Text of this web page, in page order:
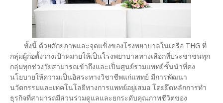
ทั้งนี้ ด้วยศักยภาพและจุดแข็งของโรงพยาบาลในเครือ THG ที่
กลุ่มผู้ก่อตั้งวางเป้าหมายให้เป็นโรงพยาบาลทางเลือกที่ประชาชนทุก
กลุ่มทุกช่วงวัยสามารถเข้าถึงและเป็นศูนย์รวมแพทย์ชั้นนำที่คง
นโยบายให้ความเป็นอิสระทางวิชาชีพแก่แพทย์ มีการพัฒนา
นวัตกรรมและเทคโนโลยีทางการแพทย์อยู่เสมอ โดยยึดหลักการทำ
ธุรกิจที่สามารถมีส่วนร่วมดูแลและยกระดับคุณภาพชีวิตของ